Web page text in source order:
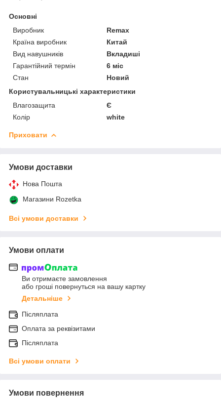
Основні
Виробник
Remax
Країна виробник
Китай
Вид навушників
Вкладиші
Гарантійний термін
6 міс
Стан
Новий
Користувальницькі характеристики
Влагозащита
Є
Колір
white
Приховати
Умови доставки
Нова Пошта
Магазини Rozetka
Всі умови доставки
Умови оплати
Ви отримаєте замовлення
або гроші повернуться на вашу картку
Детальніше
Післяплата
Оплата за реквізитами
Післяплата
Всі умови оплати
Умови повернення